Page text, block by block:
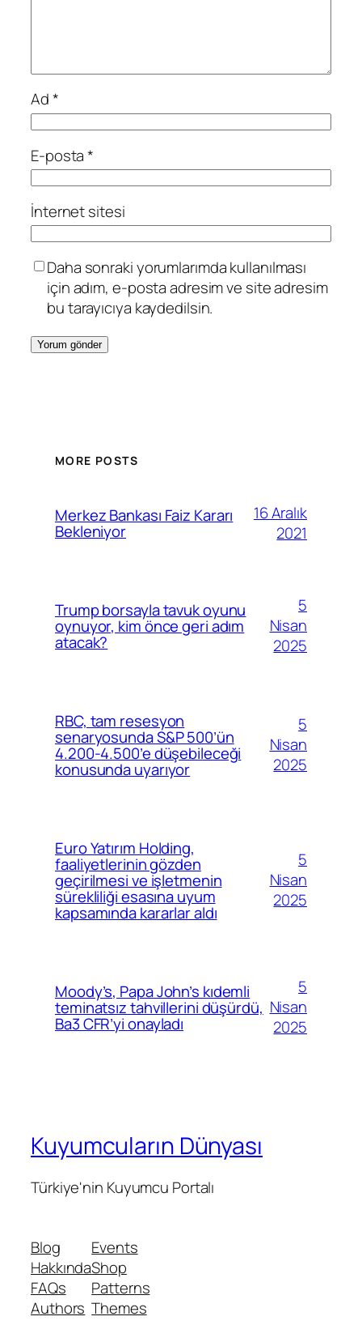
Ad*
E-posta*
İnternet sitesi
Daha sonraki yorumlarımda kullanılması
için adım, e-posta adresim ve site adresim
bu tarayıcıya kaydedilsin.
MORE POSTS
Merkez Bankası Faiz Kararı
Bekleniyor
16 Aralık
2021
Trump borsayla tavuk oyunu
oynuyor, kim önce geri adım
atacak?
5
Nisan
2025
RBC, tam resesyon
senaryosunda S&P 500’ün
4.200-4.500’e düşebileceği
konusunda uyarıyor
5
Nisan
2025
Euro Yatırım Holding,
faaliyetlerinin gözden
geçirilmesi ve işletmenin
sürekliliği esasına uyum
kapsamında kararlar aldı
5
Nisan
2025
Moody’s, Papa John’s kıdemli
teminatsız tahvillerini düşürdü,
Ba3 CFR’yi onayladı
5
Nisan
2025
Kuyumcuların Dünyası
Türkiye'nin Kuyumcu Portalı
Blog
Hakkında
FAQs
Authors
Events
Shop
Patterns
Themes